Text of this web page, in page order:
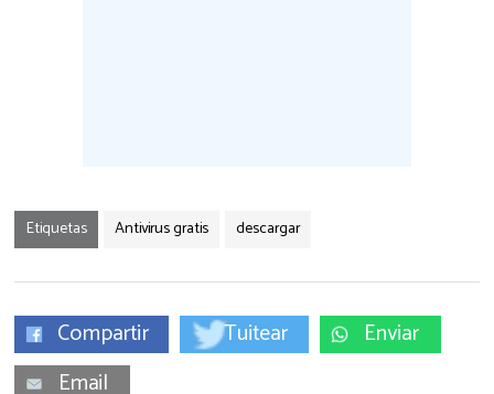
Etiquetas Antivirus gratis descargar
Compartir Tuitear
Enviar
Email